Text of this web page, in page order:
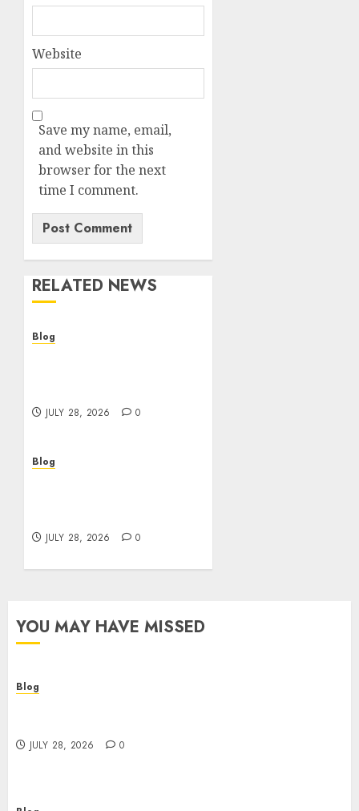
Website
Save my name, email,
and website in this
browser for the next
time I comment.
RELATED NEWS
Blog
JULY 28, 2026 0
Blog
JULY 28, 2026 0
YOU MAY HAVE MISSED
Blog
JULY 28, 2026 0